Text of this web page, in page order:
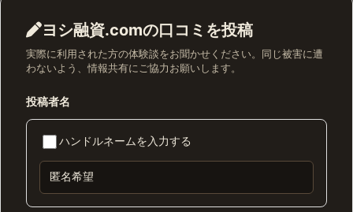
ヨシ融資.comの口コミを投稿
実際に利用された方の体験談をお聞かせください。同じ被害に遭
わないよう、情報共有にご協力お願いします。
投稿者名
ハンドルネームを入力する